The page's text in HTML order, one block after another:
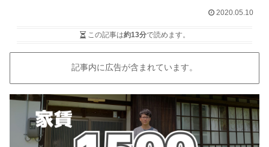
2020.05.10
この記事は約13分で読めます。
記事内に広告が含まれています。